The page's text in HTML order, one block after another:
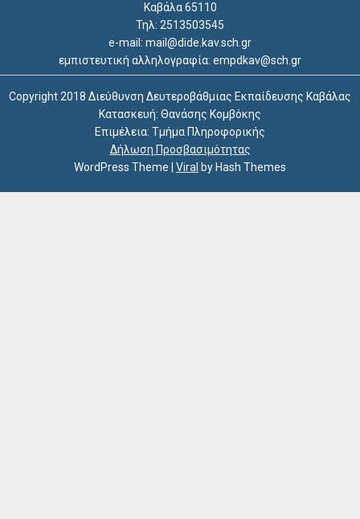
Καβάλα 65110
Τηλ: 2513503545
e-mail: mail@dide.kav.sch.gr
εμπιστευτική αλληλογραφία: empdkav@sch.gr
Copyright 2018 Διεύθυνση Δευτεροβάθμιας Εκπαίδευσης Καβάλας
Κατασκευή: Θανάσης Κομβόκης
Επιμέλεια: Τμήμα Πληροφορικής
Δήλωση Προσβασιμότητας
WordPress Theme
Viral by Hash Themes